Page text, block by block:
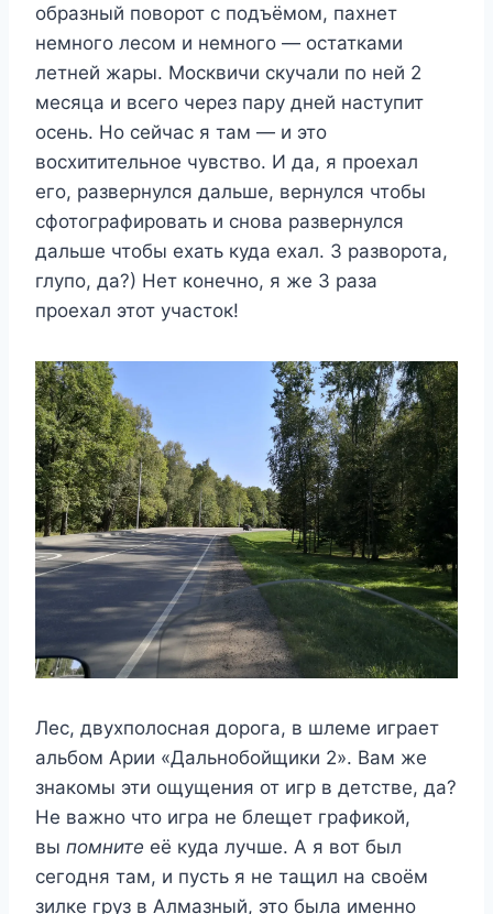
образный поворот с подъёмом, пахнет
немного лесом и немного — остатками
летней жары. Москвичи скучали по ней 2
месяца и всего через пару дней наступит
осень. Но сейчас я там — и это
восхитительное чувство. И да, я проехал
его, развернулся дальше, вернулся чтобы
сфотографировать и снова развернулся
дальше чтобы ехать куда ехал. 3 разворота,
глупо, да?) Нет конечно, я же 3 раза
проехал этот участок!
Лес, двухполосная дорога, в шлеме играет
альбом Арии «Дальнобойщики 2». Вам же
знакомы эти ощущения от игр в детстве, да?
Не важно что игра не блещет графикой,
вы помните её куда лучше. А я вот был
сегодня там, и пусть я не тащил на своём
зилке груз в Алмазный, это была именно